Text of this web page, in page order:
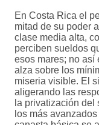
En Costa Rica el
mitad de su poder
clase media alta,
perciben sueldos
esos mares; no así
alza sobre los
miseria visible. El
aligerando las
la privatización
los más